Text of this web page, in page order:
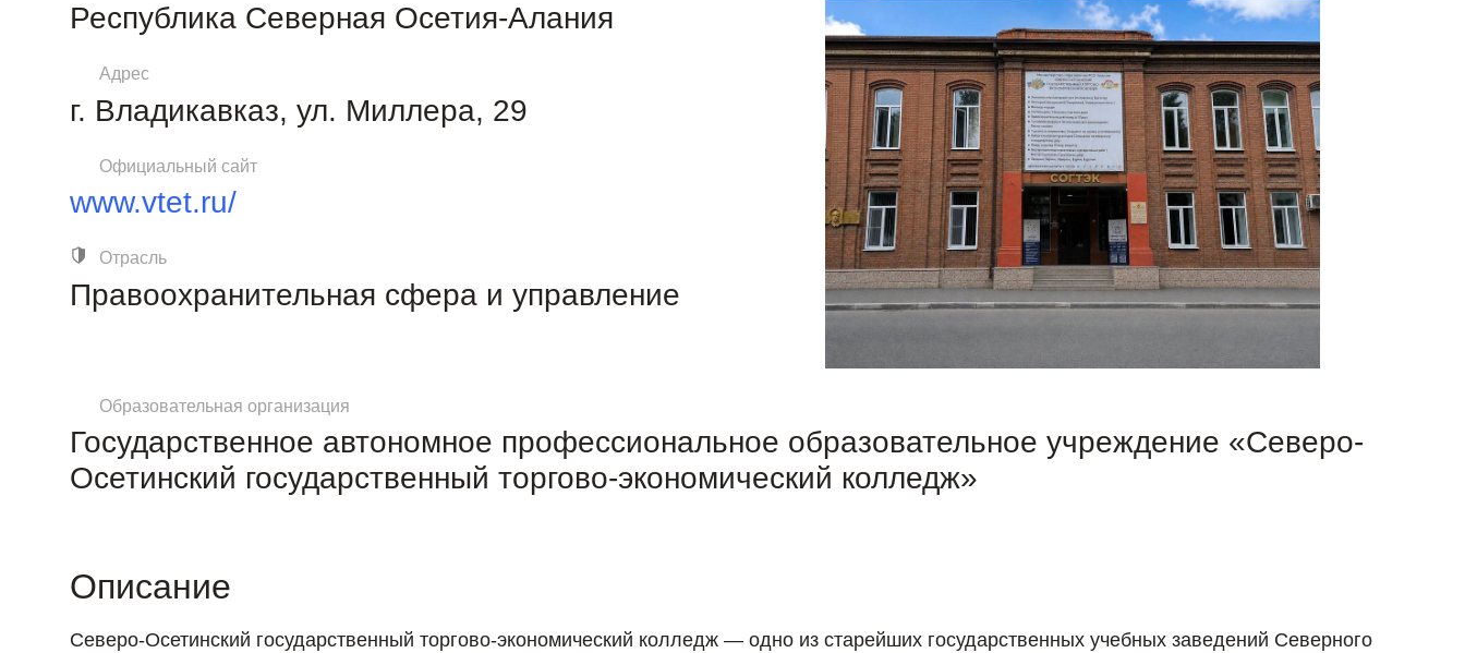
Республика Северная Осетия-Алания
Адрес
г. Владикавказ, ул. Миллера, 29
Официальный сайт
www.vtet.ru/
Отрасль
Правоохранительная сфера и управление
Образовательная организация
Государственное автономное профессиональное образовательное учреждение «Северо-
Осетинский государственный торгово-экономический колледж»
Описание
Северо-Осетинский государственный торгово-экономический колледж — одно из старейших государственных учебных заведений Северного